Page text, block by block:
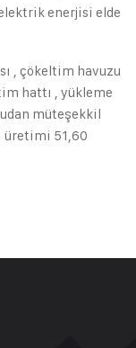
enerjisi elde
, çökeltim havuzu
hattı , yükleme
müteşekkil
üretimi 51,60